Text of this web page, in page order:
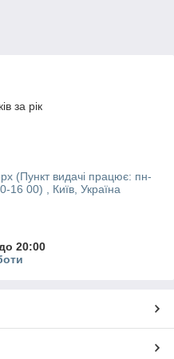
за рік
(Пункт видачі працює: пн-
16 00) , Київ, Україна
20:00